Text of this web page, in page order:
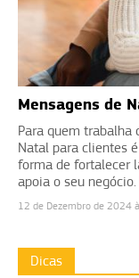
Mensagens de
Para quem trabalha
Natal para clientes
forma de fortalecer
apoia o seu negócio.
12 de Dezembro de 2024
Dicas